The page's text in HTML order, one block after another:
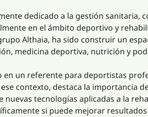
dedicado a la gestión sanitaria,
en el ámbito deportivo y
Althaia, ha sido construir un
medicina deportiva, nutrición y
un referente para deportistas
contexto, destaca la importancia
tecnologías aplicadas a la
si puede mejorar